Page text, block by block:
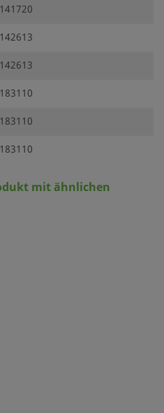
mit ähnlichen